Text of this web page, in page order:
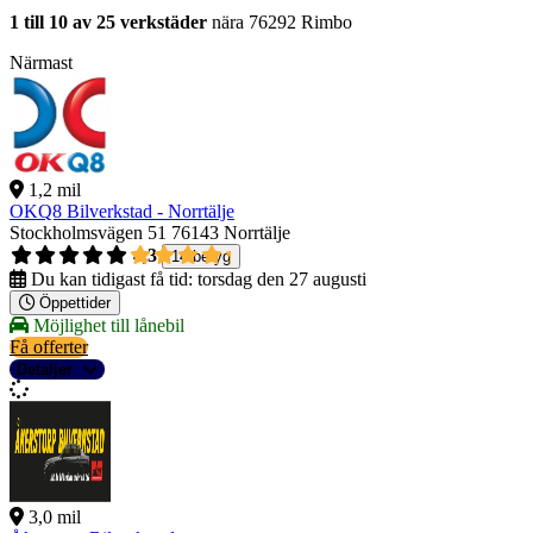
1 till 10 av 25 verkstäder nära 76292 Rimbo
Närmast
1,2 mil
OKQ8 Bilverkstad - Norrtälje
Stockholmsvägen 51 76143 Norrtälje
4,3
14 betyg
Du kan tidigast få tid: torsdag den 27 augusti
Öppettider
Möjlighet till lånebil
Få offerter
Detaljer
3,0 mil